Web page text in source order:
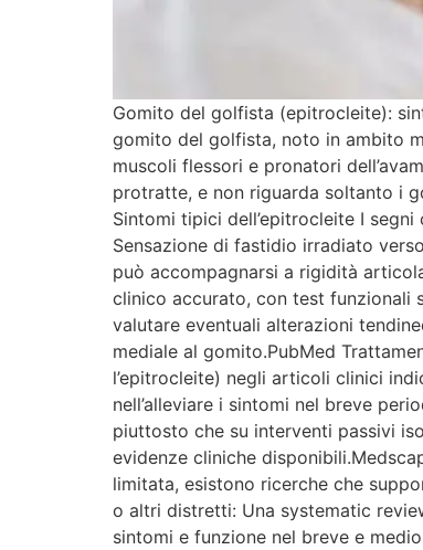
Gomito del golfista (epitrocleite):
gomito del golfista, noto in ambito
muscoli flessori e pronatori
protratte, e non riguarda soltanto i
Sintomi tipici dell’epitrocleite I
Sensazione di fastidio irradiato
può accompagnarsi a rigidità
clinico accurato, con test funzionali
valutare eventuali alterazioni
mediale al gomito.PubMed
l’epitrocleite) negli articoli clinici
nell’alleviare i sintomi nel breve
piuttosto che su interventi passivi
evidenze cliniche
limitata, esistono ricerche che
o altri distretti: Una systematic
sintomi e funzione nel breve e